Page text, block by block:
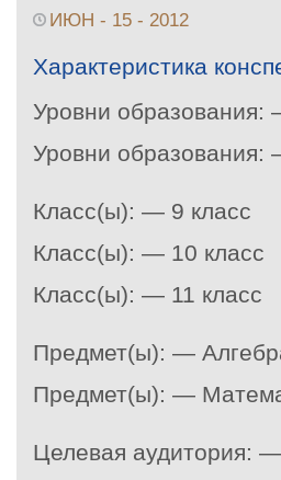
ИЮН - 15 - 2012
Характеристика
Уровни
Уровни
Класс(ы): — 9 класс
Класс(ы): — 10 класс
Класс(ы): — 11 класс
Предмет(ы): —
Предмет(ы): —
Целевая аудитория: